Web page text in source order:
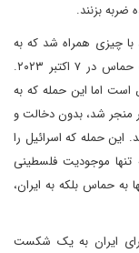
ضربه بزنند.
با چیزی همراه شد که به
نظر یک پیروزی برای این حکومت ایران بود: حملات حماس در ۷ اکتبر ۲۰۲۳.
اما این حمله که به
۱۲۰۰ اسرائیلی و گروگان‌گیری حدود ۲۰۰ نفر منجر شد، بدون دخالت و
حمله که اسرائیل را
موجودیت فلسطینی
به حماس بلکه به ایران،
ایران به یک شکست